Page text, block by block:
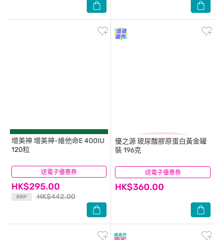
送電子優惠券
增美神 增美神-維他命E 400IU
120粒
HK$295.00
RRP HK$442.00
(8) 送電子優惠券
優之源玻尿酸膠原蛋白黃金罐
裝 196克
HK$360.00
(28)